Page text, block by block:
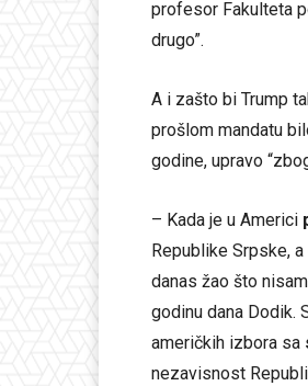
profesor Fakulteta
drugo”.
A i zašto bi Trump
prošlom mandatu
godine, upravo
– Kada je u Americi
Republike Srpske,
danas žao što
godinu dana Dodik.
američkih izbora sa
nezavisnost